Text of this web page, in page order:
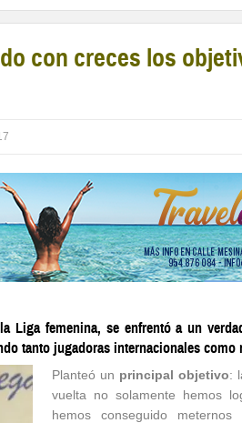
con creces los
Liga femenina, se enfrentó a un
tanto jugadoras internacionales como
Planteó un principal objetivo:
vuelta no solamente hemos
hemos conseguido